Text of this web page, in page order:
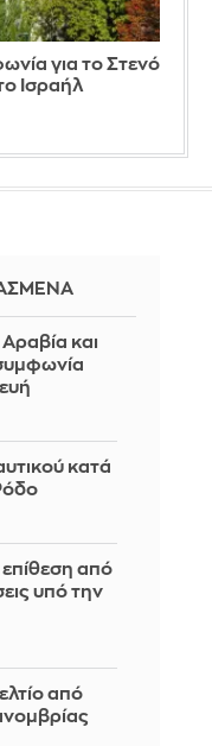
για το Στενό
Ισραήλ
και
κατά
επίθεση από
υπό την
από